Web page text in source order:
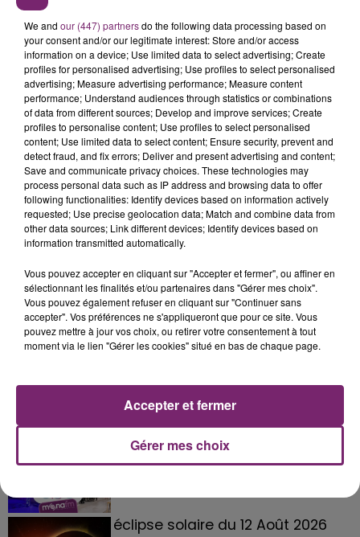
La Bulle - Guinguette éphémère
de Frelinghien !
éclipse solaire du 12 Août 2026
We and our (447) partnersdo the following data processing based on
your consent and/or our legitimate interest: Store and/or access
information on a device; Use limited data to select advertising; Create
profiles for personalised advertising; Use profiles to select personalised
advertising; Measure advertising performance; Measure content
performance; Understand audiences through statistics or combinations
of data from different sources; Develop and improve services; Create
profiles to personalise content; Use profiles to select personalised
content; Use limited data to select content; Ensure security, prevent and
detect fraud, and fix errors; Deliver and present advertising and content;
Save and communicate privacy choices. These technologies may
process personal data such as IP address and browsing data to offer
following functionalities: Identify devices based on information actively
requested; Use precise geolocation data; Match and combine data from
other data sources; Link different devices; Identify devices based on
information transmitted automatically.
Vous pouvez accepter en cliquant sur "Accepter et fermer", ou affiner en
sélectionnant les finalités et/ou partenaires dans "Gérer mes choix".
Vous pouvez également refuser en cliquant sur "Continuer sans
accepter". Vos préférences ne s'appliqueront que pour ce site. Vous
pouvez mettre à jour vos choix, ou retirer votre consentement à tout
moment via le lien "Gérer les cookies" situé en bas de chaque page.
Gérer mes choix
Accepter et fermer